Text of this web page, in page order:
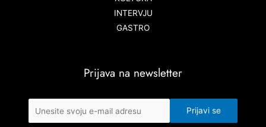
INTERVJU
GASTRO
Prijava na newsletter